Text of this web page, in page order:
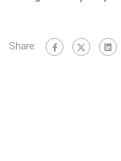
Share: